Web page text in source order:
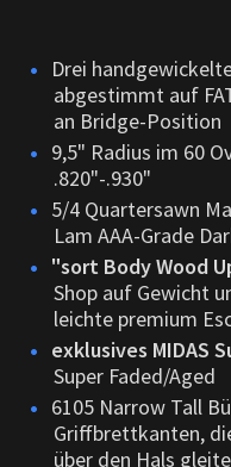
Drei
abgestimmt auf
an Bridge-Position
9,5" Radius im 60
.820"-.930"
5/4 Quartersawn
Lam AAA-Grade
"sort Body Wood
Shop auf Gewicht
leichte premium
exklusives MIDAS
Super Faded/Aged
6105 Narrow Tall
Griffbrettkanten,
über den Hals